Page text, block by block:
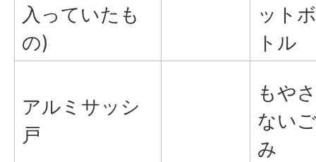
入っていたも
の)
ットボ
トル
アルミサッシ
戸
もやさ
ないご
み